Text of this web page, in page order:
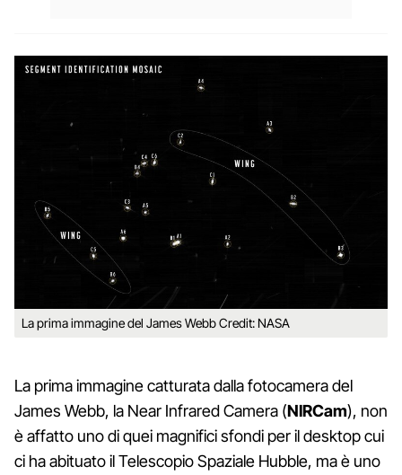
La prima immagine del James Webb Credit: NASA
La prima immagine catturata dalla fotocamera del
James Webb, la Near Infrared Camera (NIRCam), non
è affatto uno di quei magnifici sfondi per il desktop cui
ci ha abituato il Telescopio Spaziale Hubble, ma è uno